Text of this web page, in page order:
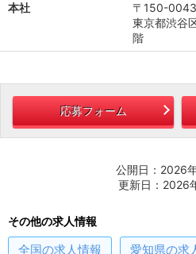
本社
〒150-0043
東京都渋谷
階
応募フォーム
公開日：2026
更新日：2026
その他の求人情報
全国の求人情報 愛知県の求